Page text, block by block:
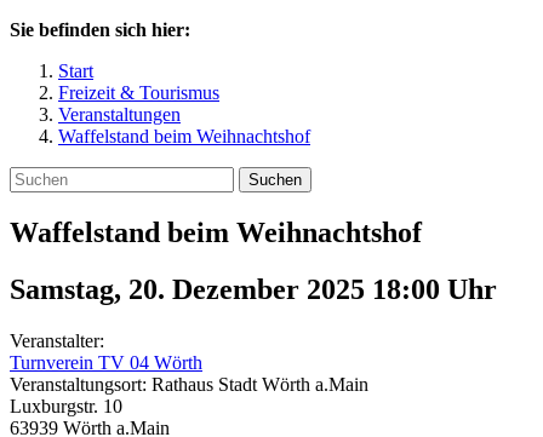
Sie befinden sich hier:
Start
Freizeit & Tourismus
Veranstaltungen
Waffelstand beim Weihnachtshof
Suchen
Waffelstand beim Weihnachtshof
Samstag, 20. Dezember 2025 18:00 Uhr
Veranstalter:
Turnverein TV 04 Wörth
Veranstaltungsort: Rathaus Stadt Wörth a.Main
Luxburgstr. 10
63939 Wörth a.Main